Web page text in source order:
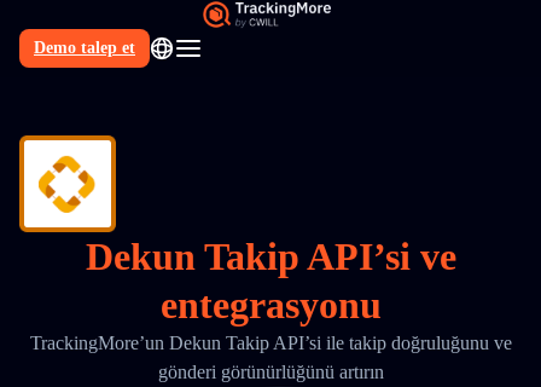
Demo talep et
Dekun Takip API’si ve
entegrasyonu
TrackingMore’un Dekun Takip API’si ile takip doğruluğunu ve
gönderi görünürlüğünü artırın